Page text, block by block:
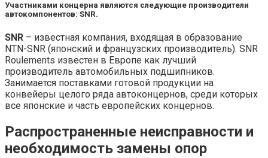
Участниками концерна являются следующие производители
автокомпонентов: SNR.
SNR – известная компания, входящая в образование
NTN-SNR (японский и французских производитель). SNR
Roulements известен в Европе как лучший
производитель автомобильных подшипников.
Занимается поставками готовой продукции на
конвейеры целого ряда автоконцернов, среди которых
все японские и часть европейских концернов.
Распространенные неисправности и
необходимость замены опор